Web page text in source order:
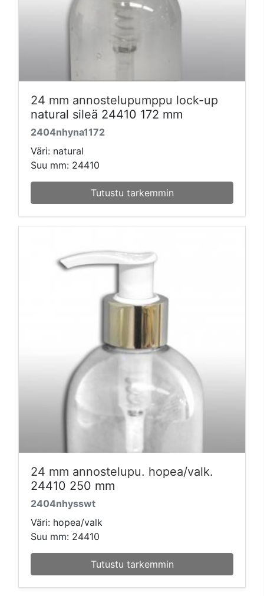
24 mm annostelupumppu lock-up
natural sileä 24410 172 mm
2404nhyna1172
Väri: natural
Suu mm: 24410
Tutustu tarkemmin
24 mm annostelupu. hopea/valk.
24410 250 mm
2404nhysswt
Väri: hopea/valk
Suu mm: 24410
Tutustu tarkemmin